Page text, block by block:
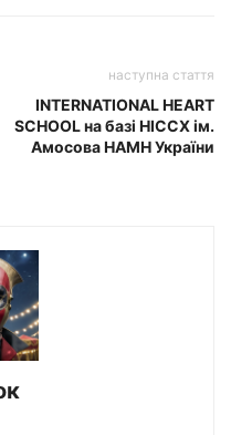
наступна стаття
INTERNATIONAL HEART
SCHOOL на базі НІССХ ім.
Амосова НАМН України